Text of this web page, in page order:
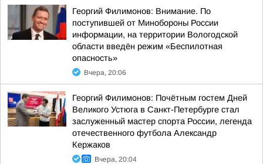
Георгий Филимонов: Внимание. По
поступившей от Минобороны России
информации, на территории Вологодской
области введён режим «Беспилотная
опасность»
Вчера, 20:06
Георгий Филимонов: Почётным гостем Дней
Великого Устюга в Санкт-Петербурге стал
заслуженный мастер спорта России, легенда
отечественного футбола Александр
Кержаков
Вчера, 20:04